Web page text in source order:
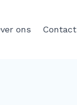
ons Contact